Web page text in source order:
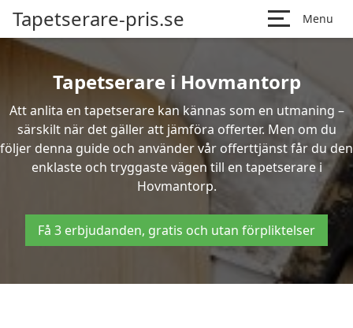
Tapetserare-pris.se Menu
Tapetserare i Hovmantorp
Att anlita en tapetserare kan kännas som en utmaning –
särskilt när det gäller att jämföra offerter. Men om du
följer denna guide och använder vår offerttjänst får du den
enklaste och tryggaste vägen till en tapetserare i
Hovmantorp.
Få 3 erbjudanden, gratis och utan förpliktelser